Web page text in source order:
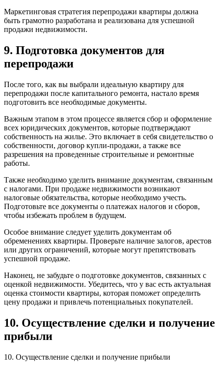
Маркетинговая стратегия перепродажи квартиры должна
быть грамотно разработана и реализована для успешной
продажи недвижимости.
9. Подготовка документов для
перепродажи
После того, как вы выбрали идеальную квартиру для
перепродажи после капитального ремонта, настало время
подготовить все необходимые документы.
Важным этапом в этом процессе является сбор и оформление
всех юридических документов, которые подтверждают
собственность на жилье. Это включает в себя свидетельство о
собственности, договор купли-продажи, а также все
разрешения на проведенные строительные и ремонтные
работы.
Также необходимо уделить внимание документам, связанным
с налогами. При продаже недвижимости возникают
налоговые обязательства, которые необходимо учесть.
Подготовьте все документы о платежах налогов и сборов,
чтобы избежать проблем в будущем.
Особое внимание следует уделить документам об
обременениях квартиры. Проверьте наличие залогов, арестов
или других ограничений, которые могут препятствовать
успешной продаже.
Наконец, не забудьте о подготовке документов, связанных с
оценкой недвижимости. Убедитесь, что у вас есть актуальная
оценка стоимости квартиры, которая поможет определить
цену продажи и привлечь потенциальных покупателей.
10. Осуществление сделки и получение
прибыли
10. Осуществление сделки и получение прибыли